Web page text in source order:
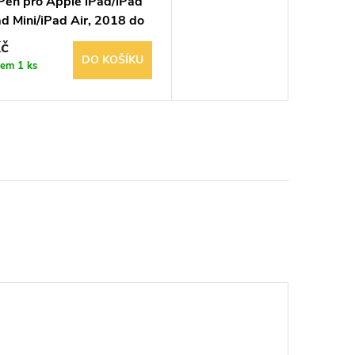
Mini/iPad Air, 2018 do
1 ks DO KOŠÍKU